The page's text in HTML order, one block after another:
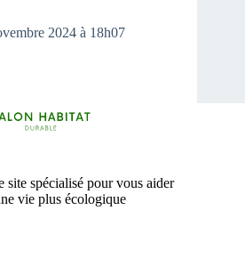
2024 à 18h07
site spécialisé pour vous aider
vie plus écologique